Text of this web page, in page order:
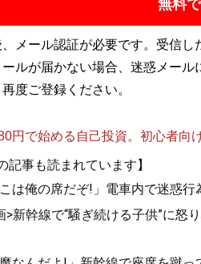
から筑波大学情報学群情報メデ
イカロス出版）と『 もう新品は
もう大量消費、大
無料
メール認証が必要です。受信し
ルが届かない場合、迷惑メール
度ご登録ください。
円で始める自己投資。初心者向
記事も読まれています】
は俺の席だぞ!」電車内で迷惑行
新幹線で“騒ぎ続ける子供”に怒